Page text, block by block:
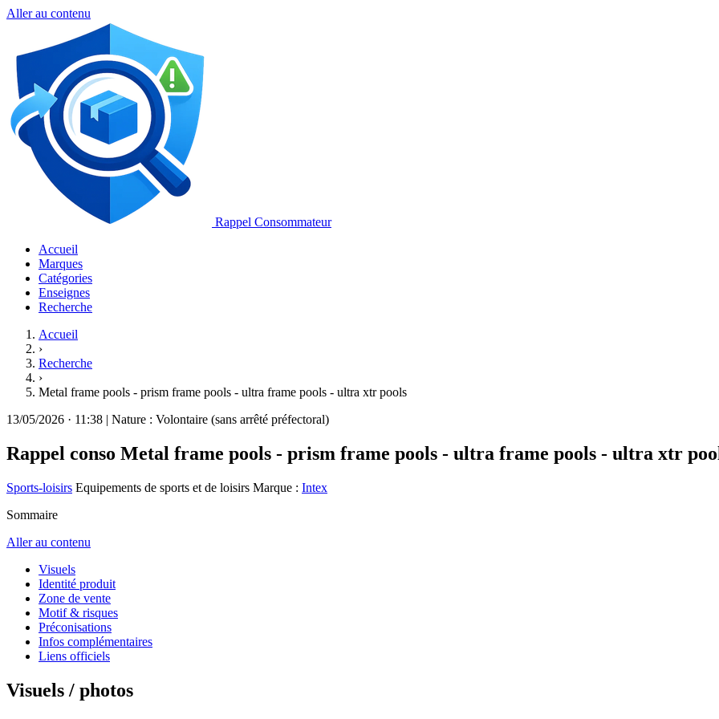
Aller au contenu
Rappel Consommateur
Accueil
Marques
Catégories
Enseignes
Recherche
Accueil
›
Recherche
›
Metal frame pools - prism frame pools - ultra frame pools - ultra xtr pools
13/05/2026 · 11:38 | Nature : Volontaire (sans arrêté préfectoral)
Rappel conso Metal frame pools - prism frame pools - ultra frame pools - ultra xtr
Sports-loisirs Equipements de sports et de loisirs Marque : Intex
Sommaire
Aller au contenu
Visuels
Identité produit
Zone de vente
Motif & risques
Préconisations
Infos complémentaires
Liens officiels
Visuels / photos